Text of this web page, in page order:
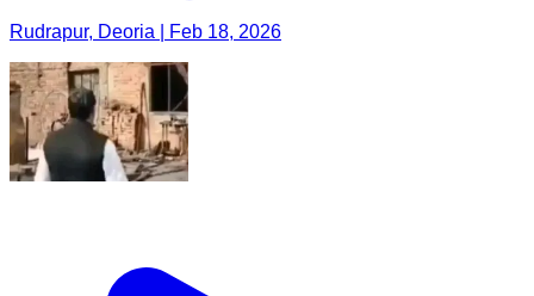
Rudrapur, Deoria | Feb 18, 2026